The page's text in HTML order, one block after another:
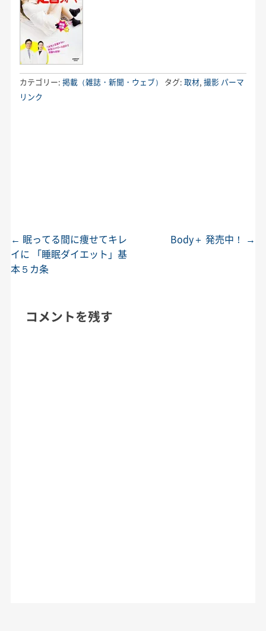
カテゴリー: 掲載（雑誌・新聞・ウェブ） タグ: 取材, 撮影 パーマ
リンク
投稿ナビゲーション
← 眠ってる間に痩せてキレ
イに 「睡眠ダイエット」基
本５カ条
Body＋ 発売中！ →
コメントを残す